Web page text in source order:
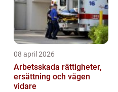
08 april 2026
Arbetsskada rättigheter,
ersättning och vägen
vidare